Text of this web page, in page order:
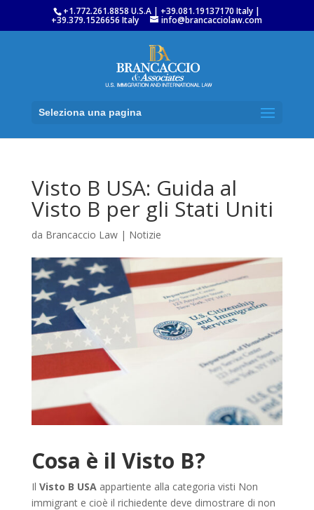
+1.772.261.8858 U.S.A | +39.081.19137170 Italy |
+39.379.1526656 Italy info@brancacciolaw.com
Seleziona una pagina
Visto B USA: Guida al
Visto B per gli Stati Uniti
da Brancaccio Law| Notizie
Cosa è il Visto B?
Il Visto B USAappartiente alla categoria visti Non
immigrant e cioè il richiedente deve dimostrare di non